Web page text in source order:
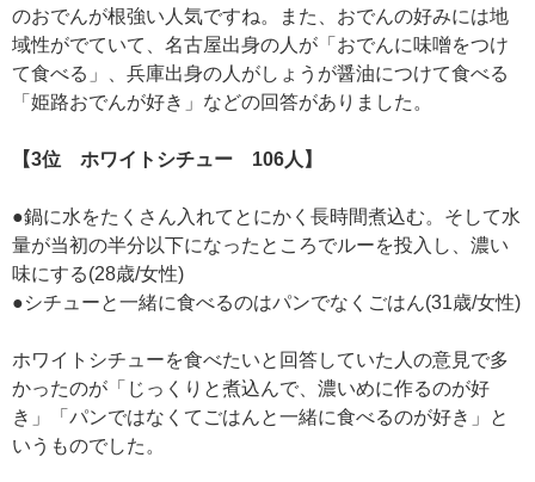
のおでんが根強い人気ですね。また、おでんの好みには地
域性がでていて、名古屋出身の人が「おでんに味噌をつけ
て食べる」、兵庫出身の人がしょうが醤油につけて食べる
「姫路おでんが好き」などの回答がありました。
【3位 ホワイトシチュー 106人】
●鍋に水をたくさん入れてとにかく長時間煮込む。そして水
量が当初の半分以下になったところでルーを投入し、濃い
味にする(28歳/女性)
●シチューと一緒に食べるのはパンでなくごはん(31歳/女性)
ホワイトシチューを食べたいと回答していた人の意見で多
かったのが「じっくりと煮込んで、濃いめに作るのが好
き」「パンではなくてごはんと一緒に食べるのが好き」と
いうものでした。